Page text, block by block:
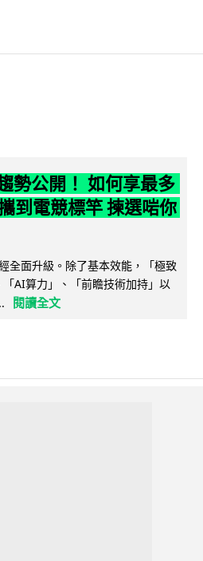
勢公開！ 如何享最多
到電競標竿 揀選啱你
全面升級。除了基本效能，「極致
AI算力」、「前瞻技術加持」以
閱讀全文